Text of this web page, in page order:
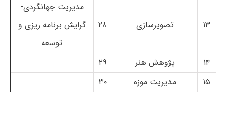
۱۳ تصویرسازی ۲۸
مدیریت جهانگردی-
گرایش برنامه ریزی و
توسعه
۱۴
پژوهش هنر
۲۹
۱۵
مدیریت موزه ۳۰